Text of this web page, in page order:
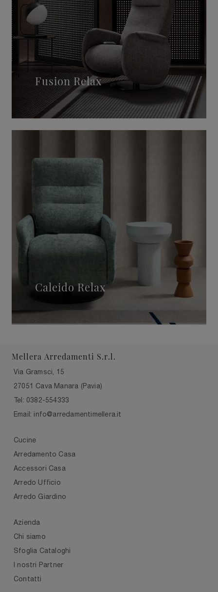
Fusion Relax
Caleido Relax
Mellera Arredamenti S.r.l.
Via Gramsci, 15
27051 Cava Manara (Pavia)
Tel: 0382-554333
Email: info@arredamentimellera.it
Cucine
Arredamento Casa
Accessori Casa
Arredo Ufficio
Arredo Giardino
Azienda
Chi siamo
Sfoglia Cataloghi
I nostri Partner
Contatti